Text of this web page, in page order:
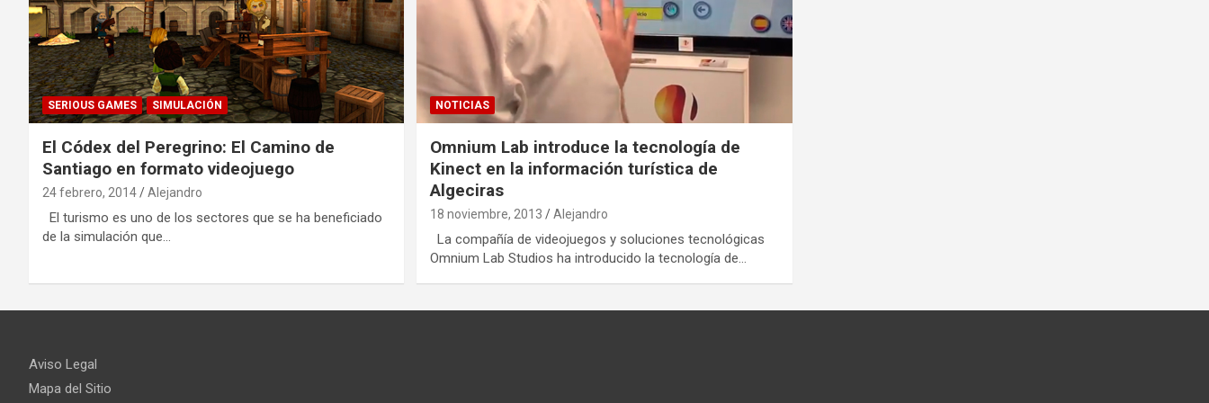
SERIOUS GAMES SIMULACIÓN
El Códex del Peregrino: El Camino de
Santiago en formato videojuego
24 febrero, 2014 Alejandro
El turismo es uno de los sectores que se ha beneficiado
de la simulación que…
NOTICIAS
Omnium Lab introduce la tecnología de
Kinect en la información turística de
Algeciras
18 noviembre, 2013 Alejandro
La compañía de videojuegos y soluciones tecnológicas
Omnium Lab Studios ha introducido la tecnología de…
Aviso Legal
Mapa del Sitio